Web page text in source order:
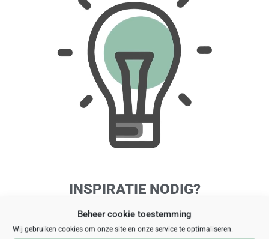
Beheer cookie toestemming
Wij gebruiken cookies om onze site en onze service te optimaliseren.
INSPIRATIE NODIG?
Deel ons je wensen en doelstellingen.
Samen komen we tot nieuwe ideeën.